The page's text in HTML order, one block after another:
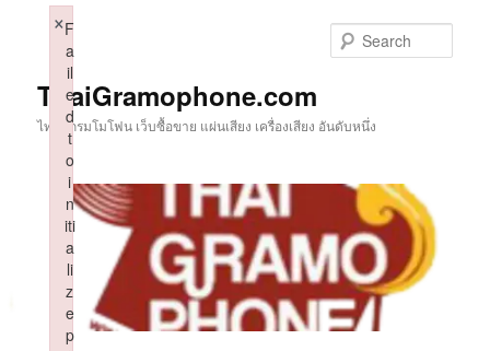
ThaiGramophone.com
ไทยแกรมโมโฟน เว็บซื้อขาย แผ่นเสียง เครื่องเสียง อันดับหนึ่ง
F
a
il
e
d
t
o
i
n
iti
a
li
z
e
p
×